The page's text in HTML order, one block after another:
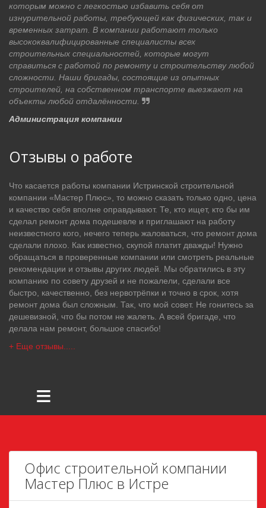
которым можно с легкостью избавить себя от
изнурительной работы, требующей как физических, так и
временных затрат. В компании работают только
высококвалифицированные специалисты всех
строительных специальностей, которые могут
справиться с работой по ремонту и строительству любой
сложности. Наши бригады, состоящие из опытных
строителей, на собственном транспорте выезжают на
объекты любой отдалённости.
Администрация компании
Отзывы о работе
Что касается работы компании Истринской строительной
компании «Мастер Плюс», то можно сказать только одно, цена
и качество себя вполне оправдывают. Те, кто ищет, кто бы им
сделал ремонт дома подешевле и приглашают на работу
неизвестного кого, нечего теперь жаловаться, что ремонт дома
сделали плохо. Как известно, скупой платит дважды! Нужно
обращаться в проверенные компании или смотреть реальные
рекомендации и отзывы других людей. Мы обратились в эту
компанию по совету друзей и не пожалели, сделали все
быстро, качественно, без нервотрёпки и точно в срок, хотя
ремонт дома был сложным. Так, что мой совет. Не гонитесь за
дешевизной, что бы потом не жалеть. А всей бригаде, что
делала нам ремонт, большое спасибо!
+ Еще отзывы.....
≡
Офис строительной компании
Мастер Плюс в Истре